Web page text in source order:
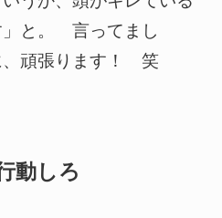
」と。 言ってまし
頑張ります！ 笑
動しろ